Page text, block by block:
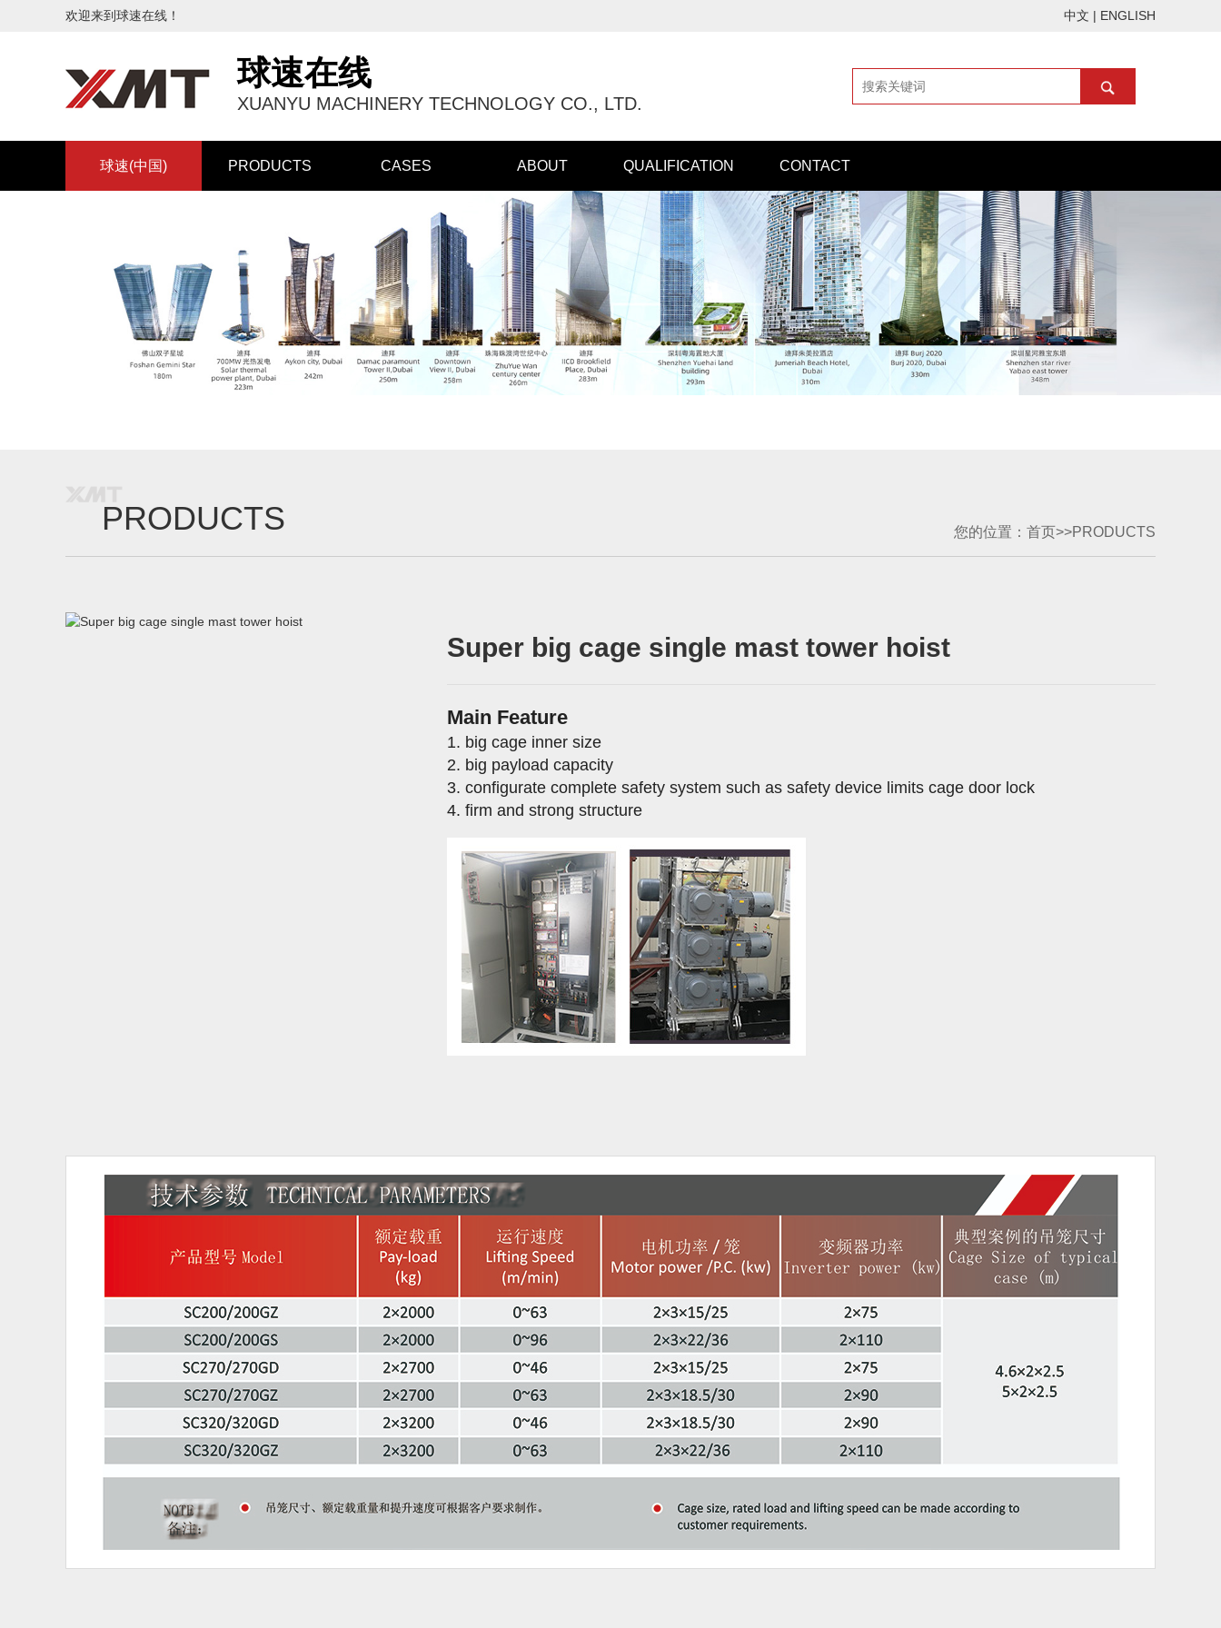
欢迎来到球速在线！ 中文 | ENGLISH
球速在线
XUANYU MACHINERY TECHNOLOGY CO., LTD.
球速(中国) PRODUCTS CASES ABOUT QUALIFICATION CONTACT
PRODUCTS 您的位置： 首页>>PRODUCTS
Super big cage single mast tower hoist
Main Feature
1. big cage inner size
2. big payload capacity
3. configurate complete safety system such as safety device limits cage door lock
4. firm and strong structure